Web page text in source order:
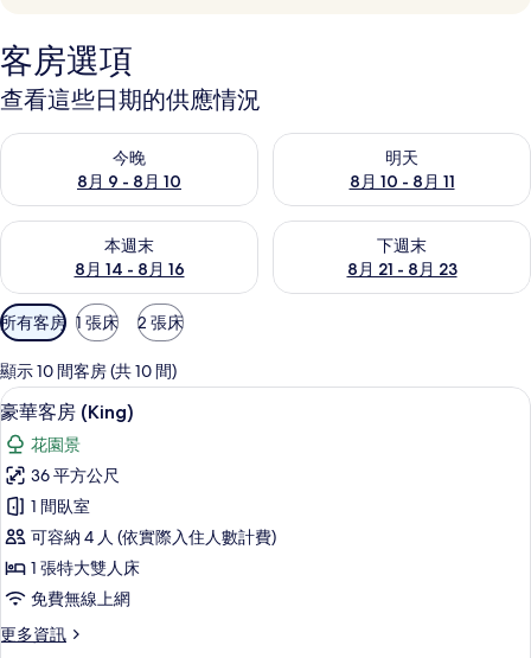
客房選項
查看這些日期的供應情況
今晚
8月 9 - 8月 10
查看今晚 (8月 9 - 8月 10) 的供應情況
明天
8月 10 - 8月 11
查看明天 (8月 10 - 8月 11) 的
本週末
8月 14 - 8月 16
查看本週末 (8月 14 - 8月 16) 的供應情況
下週末
8月 21 - 8月 23
查看下週末 (8月 21 - 8月 23)
可
用
的
客
房
篩
選
條
件
所有客房 1 張床 2 張床
顯示 10 間客房 (共 10 間)
顯
示
豪
華
客
房
(King)
的
所
迷你吧、客房內保險箱、書桌、遮光
5
豪華客房 (King)
花園景
36 平方公尺
1 間臥室
可容納 4 人 (依實際入住人數計費)
1 張特大雙人床
免費無線上網
更多資訊
更